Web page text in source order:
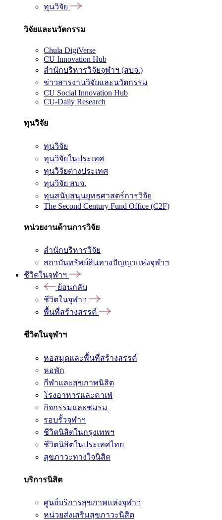
ทุนวิจัย
วิจัยและนวัตกรรม
Chula DigiVerse
CU Innovation Hub
สำนักบริหารวิจัยจุฬาฯ (สบจ.)
ข่าวสารงานวิจัยและนวัตกรรม
CU Social Innovation Hub
CU-Daily Research
ทุนวิจัย
ทุนวิจัย
ทุนวิจัยในประเทศ
ทุนวิจัยต่างประเทศ
ทุนวิจัย สบจ.
ทุนสนับสนุนยุทธศาสตร์การวิจัย
The Second Century Fund Office (C2F)
หน่วยงานด้านการวิจัย
สำนักบริหารวิจัย
สถาบันทรัพย์สินทางปัญญาแห่งจุฬาฯ
ชีวิตในจุฬาฯ
ย้อนกลับ
ชีวิตในจุฬาฯ
พื้นที่สร้างสรรค์
ชีวิตในจุฬาฯ
หอสมุดและพื้นที่สร้างสรรค์
หอพัก
กีฬาและสุขภาพนิสิต
โรงอาหารและคาเฟ่
กิจกรรมและชมรม
รอบรั้วจุฬาฯ
ชีวิตนิสิตในกรุงเทพฯ
ชีวิตนิสิตในประเทศไทย
สุขภาวะทางใจนิสิต
บริการนิสิต
ศูนย์บริการสุขภาพแห่งจุฬาฯ
หน่วยส่งเสริมสุขภาวะนิสิต